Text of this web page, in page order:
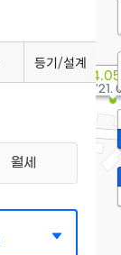
'21.
등기/설계
월세